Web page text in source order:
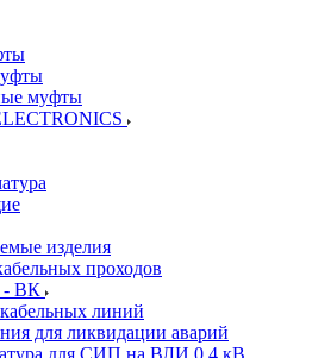
муфты
изделия
проходов
- ВК
линий
для ликвидации аварий
для СИП на ВЛИ 0,4 кВ